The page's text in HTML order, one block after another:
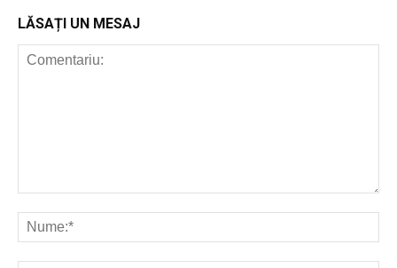
LĂSAȚI UN MESAJ